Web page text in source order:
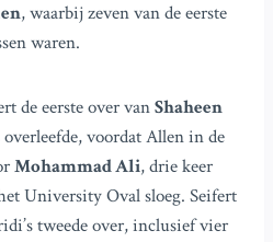
, waarbij zeven van de eerste
waren.
de eerste over vanShaheen
voordat Allen in de
Mohammad Ali, drie keer
University Oval sloeg. Seifert
tweede over, inclusief vier